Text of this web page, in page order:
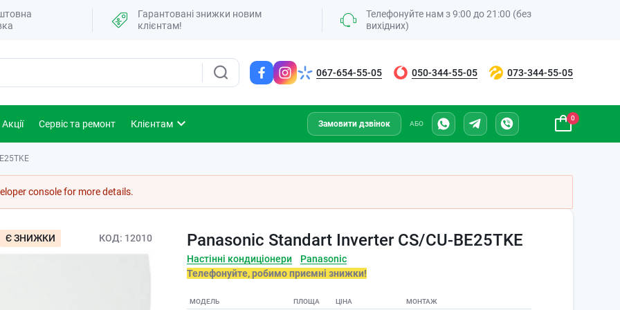
Гарантовані знижки новим
клієнтам!
Телефонуйте нам з 9:00 до 21:00 (без
вихідних)
067-654-55-05 050-344-55-05 073-344-55-05
Акції Сервіс та ремонт Клієнтам Замовити дзвінок АБО
0
console for more details.
Є ЗНИЖКИ КОД 12010 Panasonic Standart Inverter CS/CU-BE25TKE
Настінні кондиціонери
Panasonic
Телефонуйте, робимо приємні знижки!
МОДЕЛЬ ПЛОЩА ЦІНА МОНТАЖ